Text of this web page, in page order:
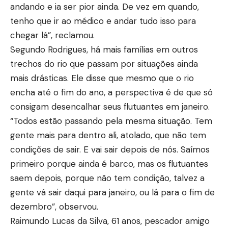
andando e ia ser pior ainda. De vez em quando,
tenho que ir ao médico e andar tudo isso para
chegar lá”, reclamou.
Segundo Rodrigues, há mais famílias em outros
trechos do rio que passam por situações ainda
mais drásticas. Ele disse que mesmo que o rio
encha até o fim do ano, a perspectiva é de que só
consigam desencalhar seus flutuantes em janeiro.
“Todos estão passando pela mesma situação. Tem
gente mais para dentro ali, atolado, que não tem
condições de sair. E vai sair depois de nós. Saímos
primeiro porque ainda é barco, mas os flutuantes
saem depois, porque não tem condição, talvez a
gente vá sair daqui para janeiro, ou lá para o fim de
dezembro”, observou.
Raimundo Lucas da Silva, 61 anos, pescador amigo